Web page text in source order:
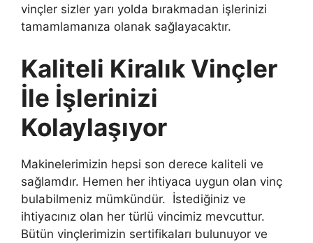
vinçler sizler yarı yolda bırakmadan işlerinizi
tamamlamanıza olanak sağlayacaktır.
Kaliteli Kiralık Vinçler
İle İşlerinizi
Kolaylaşıyor
Makinelerimizin hepsi son derece kaliteli ve
sağlamdır. Hemen her ihtiyaca uygun olan vinç
bulabilmeniz mümkündür. İstediğiniz ve
ihtiyacınız olan her türlü vincimiz mevcuttur.
Bütün vinçlerimizin sertifikaları bulunuyor ve